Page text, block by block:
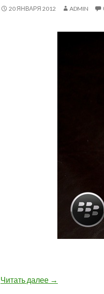
20 ЯНВАРЯ 2012 ADMIN
Читать далее →